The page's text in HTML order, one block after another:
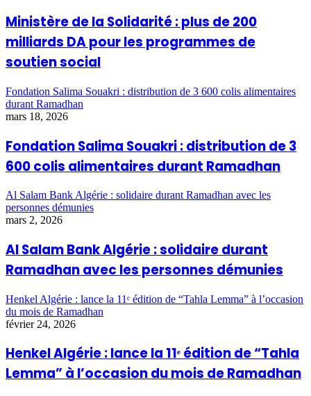
Ministère de la Solidarité : plus de 200
milliards DA pour les programmes de
soutien social
Fondation Salima Souakri : distribution de 3 600 colis alimentaires
durant Ramadhan
mars 18, 2026
Fondation Salima Souakri : distribution de 3
600 colis alimentaires durant Ramadhan
Al Salam Bank Algérie : solidaire durant Ramadhan avec les
personnes démunies
mars 2, 2026
Al Salam Bank Algérie : solidaire durant
Ramadhan avec les personnes démunies
Henkel Algérie : lance la 11ᵉ édition de “Tahla Lemma” à l’occasion
du mois de Ramadhan
février 24, 2026
Henkel Algérie : lance la 11ᵉ édition de “Tahla
Lemma” à l’occasion du mois de Ramadhan